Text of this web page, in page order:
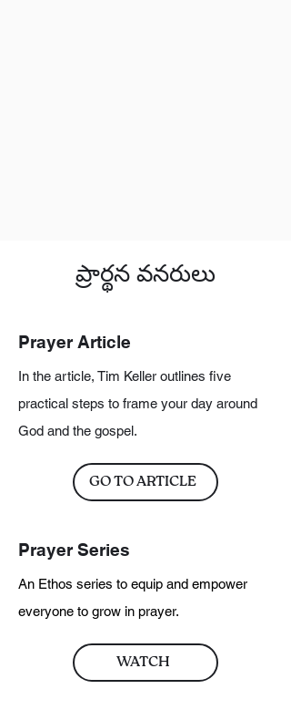
ప్రార్థన వనరులు
Prayer Article
In the article, Tim Keller outlines five
practical steps to frame your day around
God and the gospel.
GO TO ARTICLE
Prayer Series
An Ethos series to equip and empower
everyone to grow in prayer.
WATCH